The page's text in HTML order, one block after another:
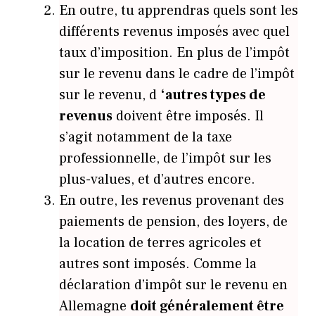
En outre, tu apprendras quels sont les
différents revenus imposés avec quel
taux d’imposition. En plus de l’impôt
sur le revenu dans le cadre de l’impôt
sur le revenu, d ‘autres types de
revenus doivent être imposés. Il
s’agit notamment de la taxe
professionnelle, de l’impôt sur les
plus-values, et d’autres encore.
En outre, les revenus provenant des
paiements de pension, des loyers, de
la location de terres agricoles et
autres sont imposés. Comme la
déclaration d’impôt sur le revenu en
Allemagne doit généralement être